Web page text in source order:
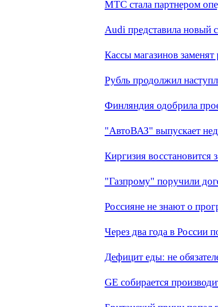
МТС стала партнером
Audi представила новый
Кассы магазинов
Рубль продолжил
Финляндия одобрила
"АвтоВАЗ" выпускает
Киргизия восстановится
"Газпрому" поручили
Россияне не знают о
Через два года в России
Дефицит еды: не
GE собирается